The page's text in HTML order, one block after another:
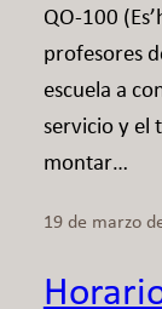
QO-100
profesores
escuela a
servicio y el
montar…
19 de marzo